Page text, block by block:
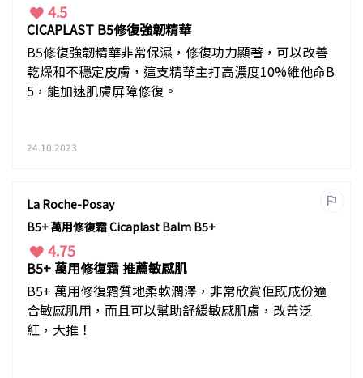
4.5
CICAPLAST B5修復強韌精華
B5修復強韌精華非常保濕，修復功力顯著，可以改善
乾燥和不穩定皮膚，這支精華主打高濃度10%維他命B
5，能加速肌膚屏障修復。
24.10.2023
La Roche-Posay
B5+ 萬用修復霜 Cicaplast Balm B5+
4.75
B5+ 萬用修復霜 推薦敏感肌
B5+ 萬用修復霜質地柔軟潤澤，非常欣賞佢既成份適
合敏感肌用，而且可以幫助舒緩敏感肌膚，改善泛
紅，大推！